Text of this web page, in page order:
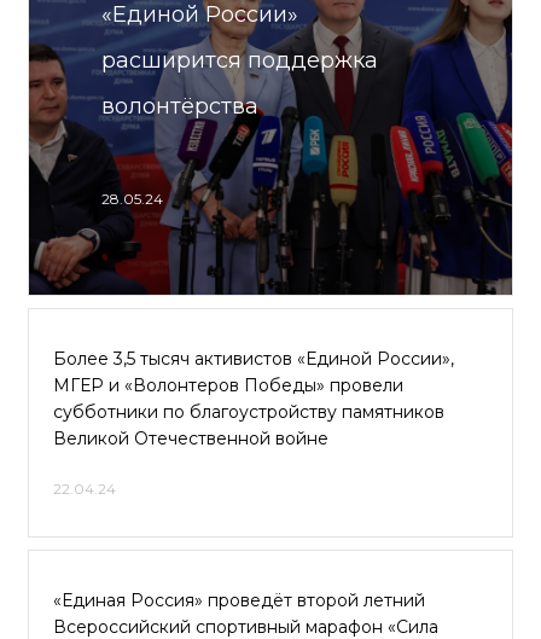
«Единой России»
расширится поддержка
волонтёрства
28.05.24
Более 3,5 тысяч активистов «Единой России»,
МГЕР и «Волонтеров Победы» провели
субботники по благоустройству памятников
Великой Отечественной войне
22.04.24
«Единая Россия» проведёт второй летний
Всероссийский спортивный марафон «Сила